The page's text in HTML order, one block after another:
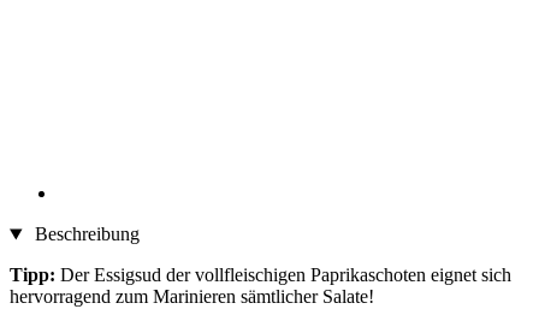
Beschreibung
Tipp: Der Essigsud der vollfleischigen Paprikaschoten eignet sich
hervorragend zum Marinieren sämtlicher Salate!